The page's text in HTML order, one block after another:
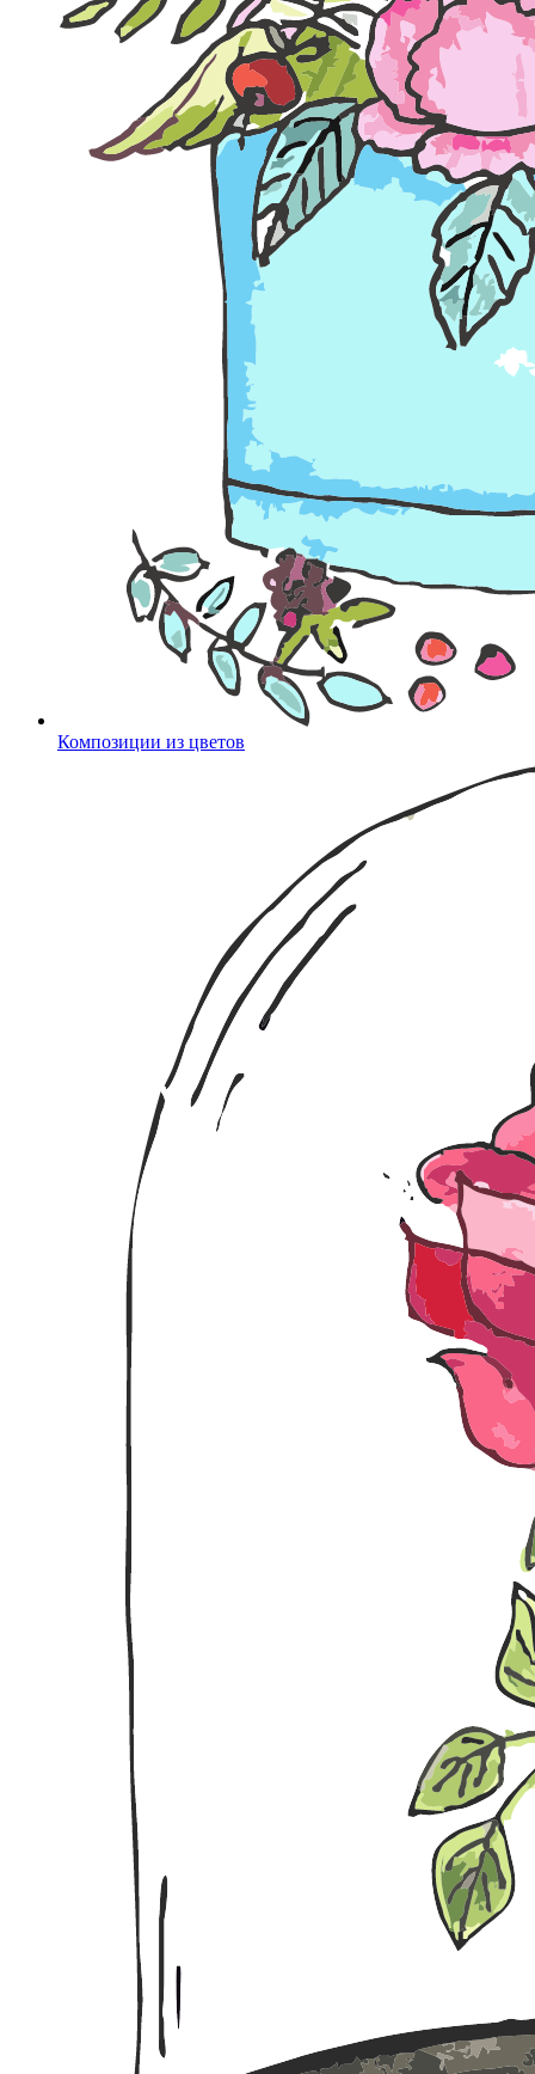
Композиции из цветов